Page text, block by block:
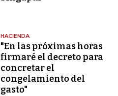
HACIENDA
"En las próximas horas
firmaré el decreto para
concretar el
congelamiento del
gasto"